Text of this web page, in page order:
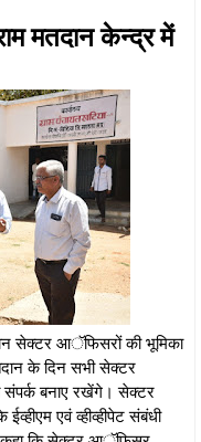
मतदान केन्द्र में
सेक्टर आॅफिसरों की भूमिका
के दिन सभी सेक्टर
बनाए रखेंगे। सेक्टर
एवं व्हीव्हीपेट संबंधी